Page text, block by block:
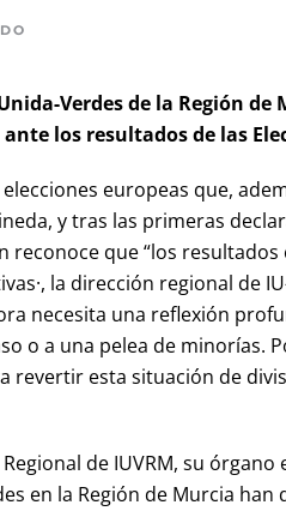
Verdes de la Región
los resultados de las
europeas que,
y tras las primeras
que “los
la dirección regional de
necesita una reflexión
o a una pelea de minorías.
revertir esta situación de
de IUVRM, su
en la Región de Murcia han